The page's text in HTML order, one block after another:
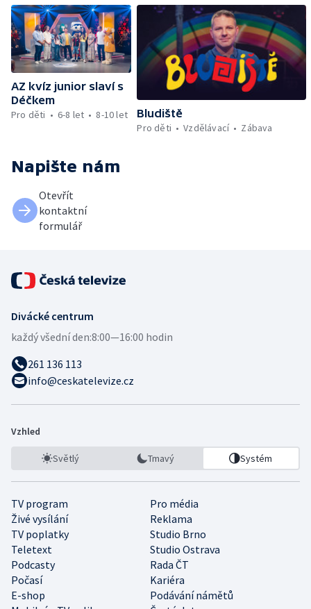
AZ kvíz junior slaví s
Déčkem
Pro děti
6-8 let 8-10 let
Bludiště
Pro děti
Vzdělávací Zábava
Napište nám
Otevřít
kontaktní
formulář
Divácké centrum
každý všední den:8:00—16:00 hodin
261 136 113
info@ceskatelevize.cz
Vzhled
Světlý Tmavý Systém
TV program
Pro média
Živé vysílání
Reklama
TV poplatky
Studio Brno
Teletext
Studio Ostrava
Podcasty
Rada ČT
Počasí
Kariéra
E-shop
Podávání námětů